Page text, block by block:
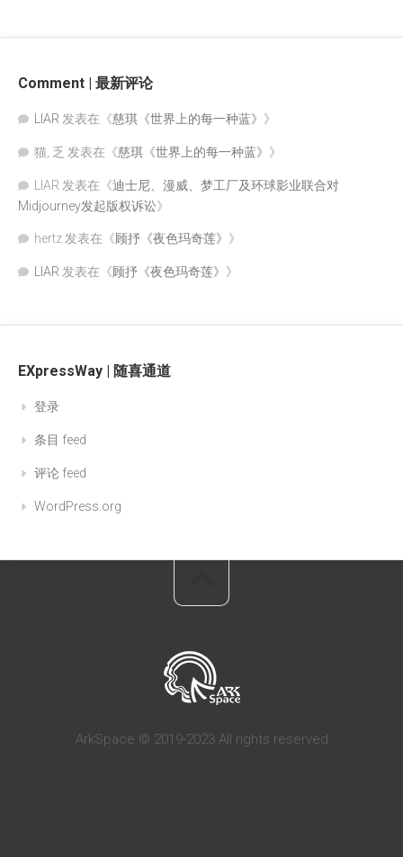
Comment | 最新评论
LIAR 发表在《慈琪《世界上的每一种蓝》 》
猫, 乏 发表在《慈琪《世界上的每一种蓝》 》
LIAR 发表在《迪士尼、漫威、梦工厂及环球影业联合对
Midjourney发起版权诉讼》
hertz 发表在《顾抒《夜色玛奇莲》 》
LIAR 发表在《顾抒《夜色玛奇莲》 》
EXpressWay | 随喜通道
登录
条目 feed
评论 feed
WordPress.org
ArkSpace © 2019-2023 All rights reserved